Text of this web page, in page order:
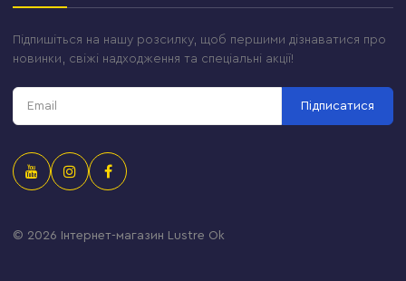
Підпишіться на нашу розсилку, щоб першими дізнаватися про
новинки, свіжі надходження та спеціальні акції!
Підписатися
© 2026 Інтернет-магазин Lustre Ok